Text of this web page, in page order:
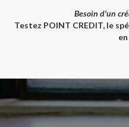
Besoin d'un
Testez POINT CREDIT, le